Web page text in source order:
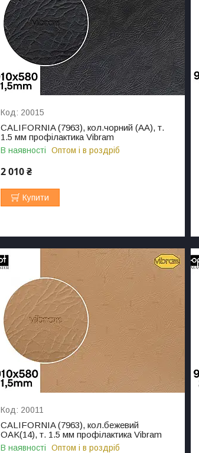
20015
CALIFORNIA (7963), кол.чорний (AA), т.
1.5 мм профілактика Vibram
В наявності Оптом і в роздріб
2 010 ₴
Купити
20011
CALIFORNIA (7963), кол.бежевий
OAK(14), т. 1.5 мм профілактика Vibram
В наявності Оптом і в роздріб